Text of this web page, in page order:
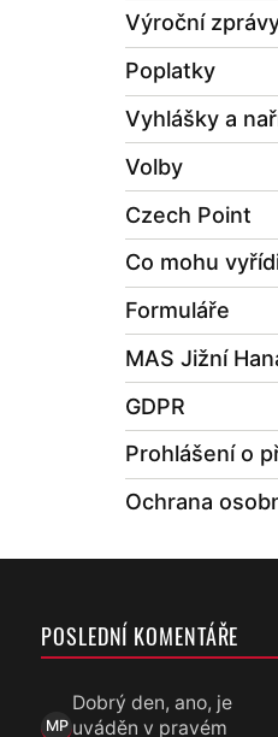
Výroční
Poplatky
Vyhlášky a
Volby
Czech Point
Co mohu
Formuláře
MAS Jižní
GDPR
Prohlášení o
Ochrana
POSLEDNÍ KOMENTÁŘE
MP
Dobrý den, ano, je
uváděn v pravém